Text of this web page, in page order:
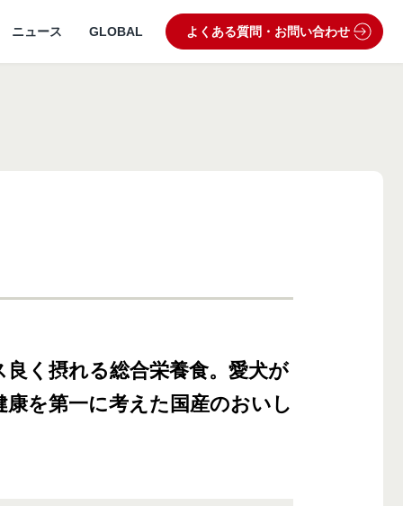
ニュース GLOBAL よくある質問・お問い合わせ
く摂れる総合栄養食。愛犬が
を第一に考えた国産のおいし